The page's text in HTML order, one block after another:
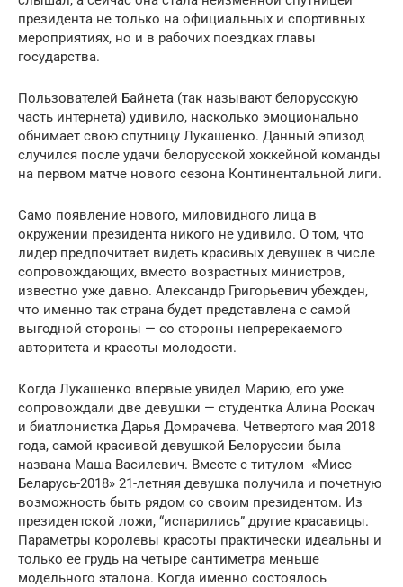
президента не только на официальных и спортивных
мероприятиях, но и в рабочих поездках главы
государства.
Пользователей Байнета (так называют белорусскую
часть интернета) удивило, насколько эмоционально
обнимает свою спутницу Лукашенко. Данный эпизод
случился после удачи белорусской хоккейной команды
на первом матче нового сезона Континентальной лиги.
Само появление нового, миловидного лица в
окружении президента никого не удивило. О том, что
лидер предпочитает видеть красивых девушек в числе
сопровождающих, вместо возрастных министров,
известно уже давно. Александр Григорьевич убежден,
что именно так страна будет представлена с самой
выгодной стороны — со стороны непререкаемого
авторитета и красоты молодости.
Когда Лукашенко впервые увидел Марию, его уже
сопровождали две девушки — студентка Алина Роскач
и биатлонистка Дарья Домрачева. Четвертого мая 2018
года, самой красивой девушкой Белоруссии была
названа Маша Василевич. Вместе с титулом «Мисс
Беларусь-2018» 21-летняя девушка получила и почетную
возможность быть рядом со своим президентом. Из
президентской ложи, “испарились” другие красавицы.
Параметры королевы красоты практически идеальны и
только ее грудь на четыре сантиметра меньше
модельного эталона. Когда именно состоялось